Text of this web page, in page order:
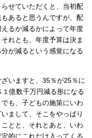
せていただくと、当初配
あると思うんですが、配
るか減るかによって年度
れとも、年度予算は決ま
が減るという感覚になる
いますと、35％が25％に
億数千万円減る形になる
も、子どもの施策にいわ
まして、そこをやっぱり
とと、それとあと、いわ
的にこれだけ入ってくる